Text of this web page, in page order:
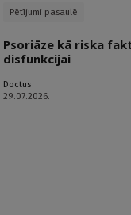
Pētījumi pasaulē
Psoriāze kā riska
disfunkcijai
Doctus
29.07.2026.